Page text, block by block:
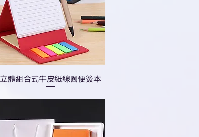
立體組合式牛皮紙線圈便簽本